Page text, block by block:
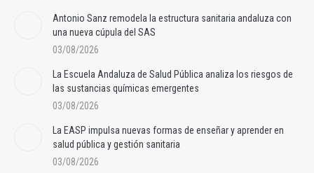
Antonio Sanz remodela la estructura sanitaria andaluza con
una nueva cúpula del SAS
03/08/2026
La Escuela Andaluza de Salud Pública analiza los riesgos de
las sustancias químicas emergentes
03/08/2026
La EASP impulsa nuevas formas de enseñar y aprender en
salud pública y gestión sanitaria
03/08/2026